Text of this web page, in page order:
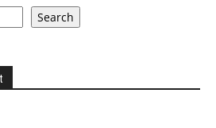
Search